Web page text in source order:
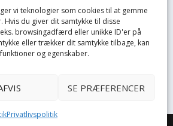
vi teknologier som cookies til at gemme
du giver dit samtykke til disse
browsingadfærd eller unikke ID'er på
eller trækker dit samtykke tilbage, kan
og egenskaber.
SE PRÆFERENCER
Privatlivspolitik
Slibemaskiner
Svejser